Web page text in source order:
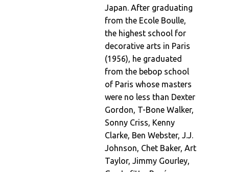
Japan. After graduating
from the Ecole Boulle,
the highest school for
decorative arts in Paris
(1956), he graduated
from the bebop school
of Paris whose masters
were no less than Dexter
Gordon, T-Bone Walker,
Sonny Criss, Kenny
Clarke, Ben Webster, J.J.
Johnson, Chet Baker, Art
Taylor, Jimmy Gourley,